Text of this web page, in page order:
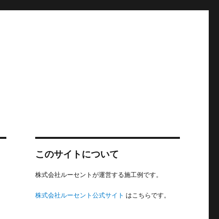
このサイトについて
株式会社ルーセントが運営する施工例です。
株式会社ルーセント公式サイト はこちらです。